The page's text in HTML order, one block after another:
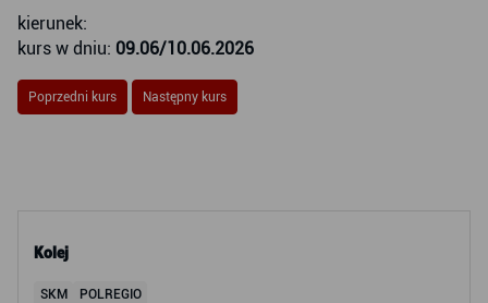
Kolej
SKM POLREGIO
kierunek:
kurs w dniu: 09.06/10.06.2026
Poprzedni kurs Następny kurs